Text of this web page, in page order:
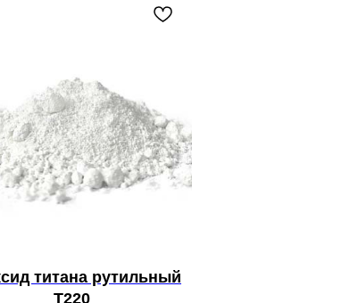
титана рутильный
T220